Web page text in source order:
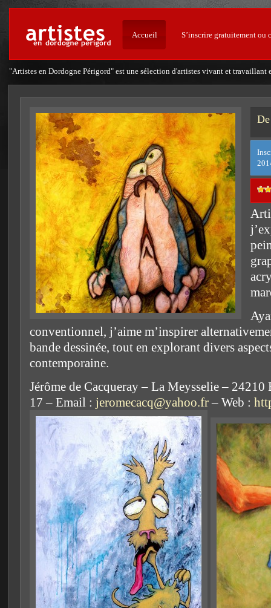
Accueil S’inscrire gratuitement ou
"Artistes en Dordogne Périgord" est une sélection d'artistes vivant et
conventionnel, j’aime m’inspirer
bande dessinée, tout en explorant divers
contemporaine.
Jérôme de Cacqueray – La Meysselie –
17 – Email : jeromecacq@yahoo.fr– Web :